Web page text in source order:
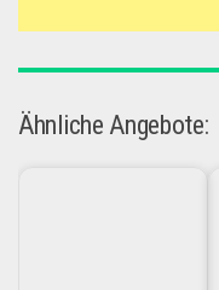
Ähnliche Angebote: